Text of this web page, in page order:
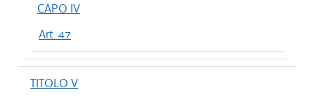
CAPO IV
Art. 47
TITOLO V